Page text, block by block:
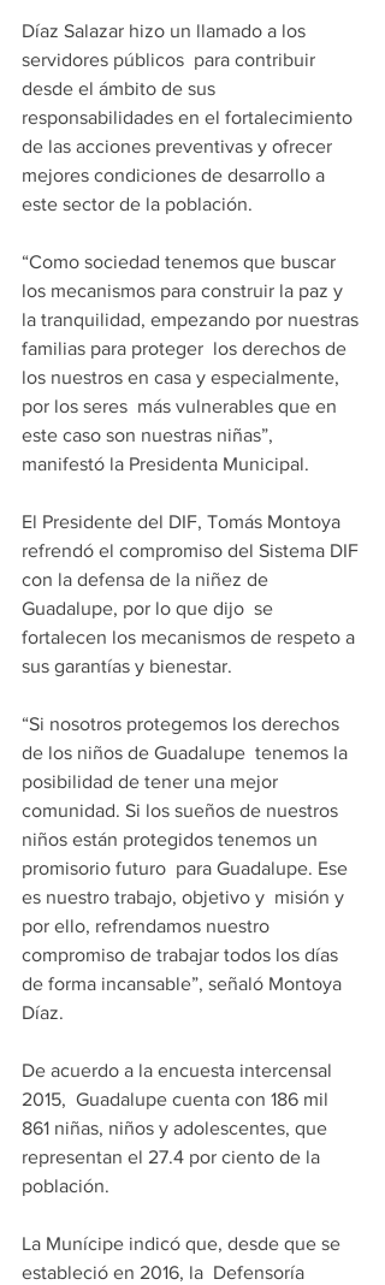
Díaz Salazar hizo un llamado a los
servidores públicos  para contribuir
desde el ámbito de sus
responsabilidades en el fortalecimiento
de las acciones preventivas y ofrecer
mejores condiciones de desarrollo a
este sector de la población.
“Como sociedad tenemos que buscar
los mecanismos para construir la paz y
la tranquilidad, empezando por nuestras
familias para proteger  los derechos de
los nuestros en casa y especialmente,
por los seres  más vulnerables que en
este caso son nuestras niñas”,
manifestó la Presidenta Municipal.
El Presidente del DIF, Tomás Montoya
refrendó el compromiso del Sistema DIF
con la defensa de la niñez de
Guadalupe, por lo que dijo  se
fortalecen los mecanismos de respeto a
sus garantías y bienestar.
“Si nosotros protegemos los derechos
de los niños de Guadalupe  tenemos la
posibilidad de tener una mejor
comunidad. Si los sueños de nuestros
niños están protegidos tenemos un
promisorio futuro  para Guadalupe. Ese
es nuestro trabajo, objetivo y  misión y
por ello, refrendamos nuestro
compromiso de trabajar todos los días
de forma incansable”, señaló Montoya
Díaz.
De acuerdo a la encuesta intercensal
2015,  Guadalupe cuenta con 186 mil
861 niñas, niños y adolescentes, que
representan el 27.4 por ciento de la
población.
La Munícipe indicó que, desde que se
estableció en 2016, la  Defensoría